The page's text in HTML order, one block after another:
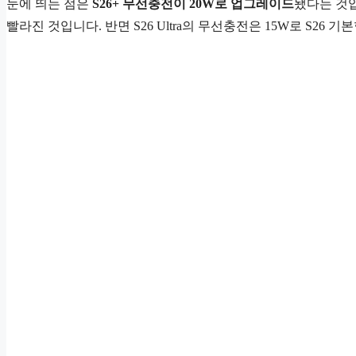
눈에 띄는 점은 S26+ 무선충전이 20W로 업그레이드됐다는 것
빨라진 것입니다. 반면 S26 Ultra의 무선충전은 15W로 S26 기